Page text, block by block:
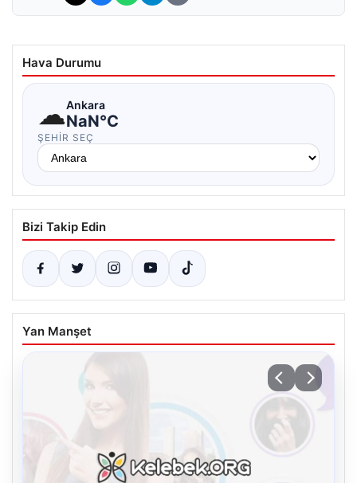
Hava Durumu
☁Ankara
NaN°C
ŞEHIR SEÇ
Bizi Takip Edin
Yan Manşet